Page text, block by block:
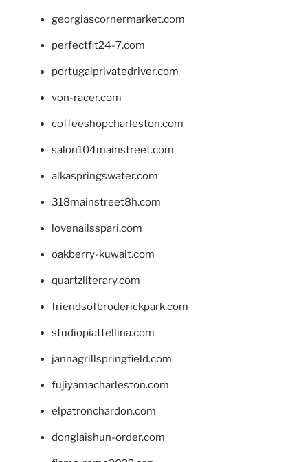
georgiascornermarket.com
perfectfit24-7.com
portugalprivatedriver.com
von-racer.com
coffeeshopcharleston.com
salon104mainstreet.com
alkaspringswater.com
318mainstreet8h.com
lovenailsspari.com
oakberry-kuwait.com
quartzliterary.com
friendsofbroderickpark.com
studiopiattellina.com
jannagrillspringfield.com
fujiyamacharleston.com
elpatronchardon.com
donglaishun-order.com